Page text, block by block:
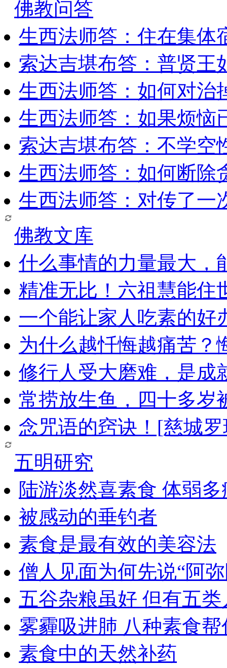
佛教问答
生西法师答：住在集体
索达吉堪布答：普贤王
生西法师答：如何对治
生西法师答：如果烦恼
索达吉堪布答：​不学空
生西法师答：如何断除
生西法师答：对传了一
佛教文库
什么事情的力量最大，
精准无比！六祖慧能住
一个能让家人吃素的好
为什么越忏悔越痛苦？
修行人受大磨难，是成
常捞放生鱼，四十多岁
念咒语的窍诀！[慈城
五明研究
陆游淡然喜素食 体弱
被感动的垂钓者
素食是最有效的美容法
僧人见面为何先说“阿
五谷杂粮虽好 但有五
雾霾吸进肺 八种素食帮
素食中的天然补药